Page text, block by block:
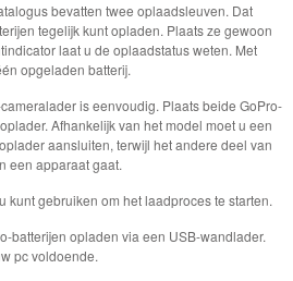
bevatten twee oplaadsleuven. Dat
tegelijk kunt opladen. Plaats ze gewoon
laat u de oplaadstatus weten. Met
opgeladen batterij.
is eenvoudig. Plaats beide GoPro-
Afhankelijk van het model moet u een
aansluiten, terwijl het andere deel van
een apparaat gaat.
kunt gebruiken om het laadproces te starten.
batterijen opladen via een USB-wandlader.
pc voldoende.